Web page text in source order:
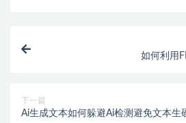
下一篇
Ai生成文本如何躲避Ai检测避免文本生